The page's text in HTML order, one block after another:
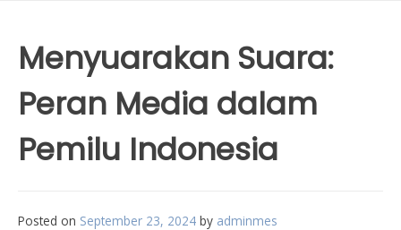
Menyuarakan Suara:
Peran Media dalam
Pemilu Indonesia
Posted on September 23, 2024 by adminmes